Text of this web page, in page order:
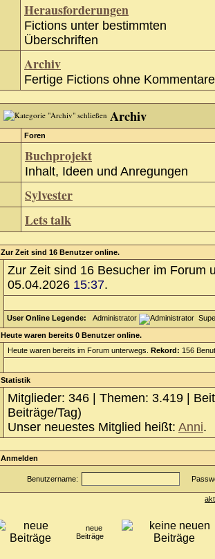
Herausforderungen
Fictions unter bestimmten
Überschriften
Archiv
Fertige Fictions ohne Kommentare
Archiv
Foren
Buchprojekt
Inhalt, Ideen und Anregungen
Sylvester
Lets talk
Zur Zeit sind 16 Benutzer online.
Zur Zeit sind 16 Besucher im Forum
05.04.2026 15:37.
User Online Legende: Administrator
Heute waren bereits 0 Benutzer online.
Heute waren bereits im Forum unterwegs. Rekord: 156
Statistik
Mitglieder: 346 | Themen: 3.419 |
Beiträge/Tag)
Unser neuestes Mitglied heißt: Anni.
Anmelden
Benutzername:
neue
Beiträge